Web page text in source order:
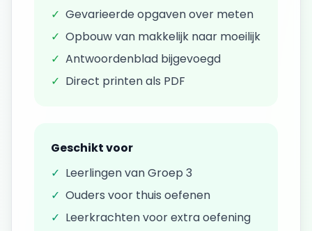
✓ Gevarieerde opgaven over meten
✓ Opbouw van makkelijk naar moeilijk
✓ Antwoordenblad bijgevoegd
✓ Direct printen als PDF
Geschikt voor
✓ Leerlingen vanGroep 3
✓ Ouders voor thuis oefenen
✓ Leerkrachten voor extra oefening